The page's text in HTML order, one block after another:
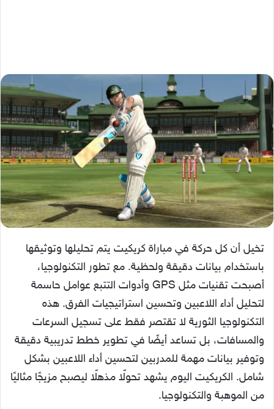
تخيل أن كل حركة في مباراة كريكيت يتم تحليلها وتوثيقها
باستخدام بيانات دقيقة ولحظية. مع تطور التكنولوجيا،
أصبحت تقنيات مثل GPS وأدوات التتبع عوامل حاسمة
لتحليل أداء اللاعبين وتحسين استراتيجيات الفرق. هذه
التكنولوجيا الثورية لا تقتصر فقط على تسجيل السرعات
والمسافات، بل تساعد أيضًا في تطوير خطط تدريبية دقيقة
وتوفير بيانات مهمة للمدربين لتحسين أداء اللاعبين بشكل
شامل. الكريكيت اليوم يشهد تحولًا مذهلًا ليصبح مزيجًا مثاليًا
من الموهبة والتكنولوجيا.